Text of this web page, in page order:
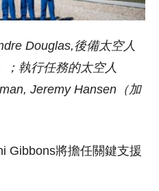
Douglas,後備太空人
；執行任務的太空人
Jeremy Hansen（加
Gibbons將擔任關鍵支援